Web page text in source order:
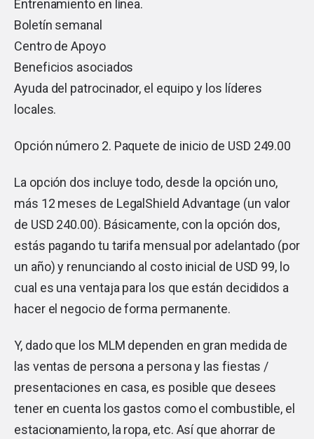
Entrenamiento en línea.
Boletín semanal
Centro de Apoyo
Beneficios asociados
Ayuda del patrocinador, el equipo y los líderes
locales.
Opción número 2. Paquete de inicio de USD 249.00
La opción dos incluye todo, desde la opción uno,
más 12 meses de LegalShield Advantage (un valor
de USD 240.00). Básicamente, con la opción dos,
estás pagando tu tarifa mensual por adelantado (por
un año) y renunciando al costo inicial de USD 99, lo
cual es una ventaja para los que están decididos a
hacer el negocio de forma permanente.
Y, dado que los MLM dependen en gran medida de
las ventas de persona a persona y las fiestas /
presentaciones en casa, es posible que desees
tener en cuenta los gastos como el combustible, el
estacionamiento, la ropa, etc. Así que ahorrar de